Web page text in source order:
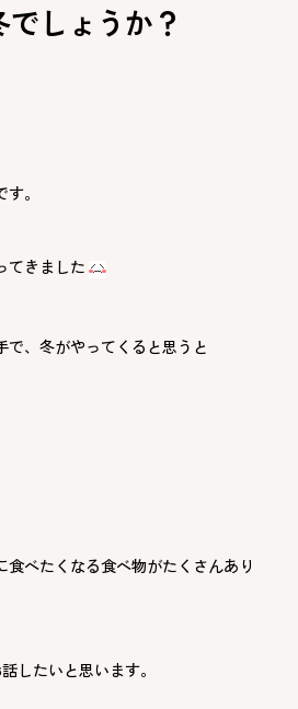
しょうか？
。
てきました
で、冬がやってくると思うと
食べたくなる食べ物がたくさんあり
したいと思います。